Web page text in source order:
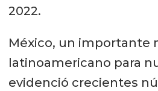
2022.
México, un importante
latinoamericano para
evidenció crecientes